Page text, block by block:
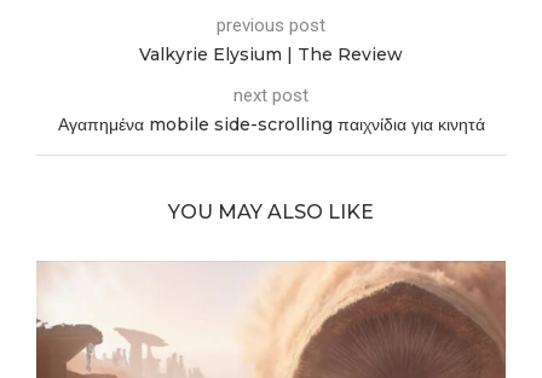
previous post
Valkyrie Elysium | The Review
next post
Αγαπημένα mobile side-scrolling παιχνίδια για κινητά
YOU MAY ALSO LIKE